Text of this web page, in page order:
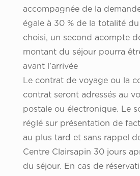
accompagnée de la
égale à 30 % de la totalité
choisi, un second acompte
montant du séjour pourra
avant l’arrivée
Le contrat de voyage ou la
contrat seront adressés au
postale ou électronique. Le
réglé sur présentation de
au plus tard et sans rappel
Centre Clairsapin 30 jours
du séjour. En cas de